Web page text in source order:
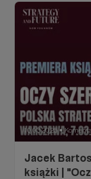
10.03.2025 ●
Jacek
książki |